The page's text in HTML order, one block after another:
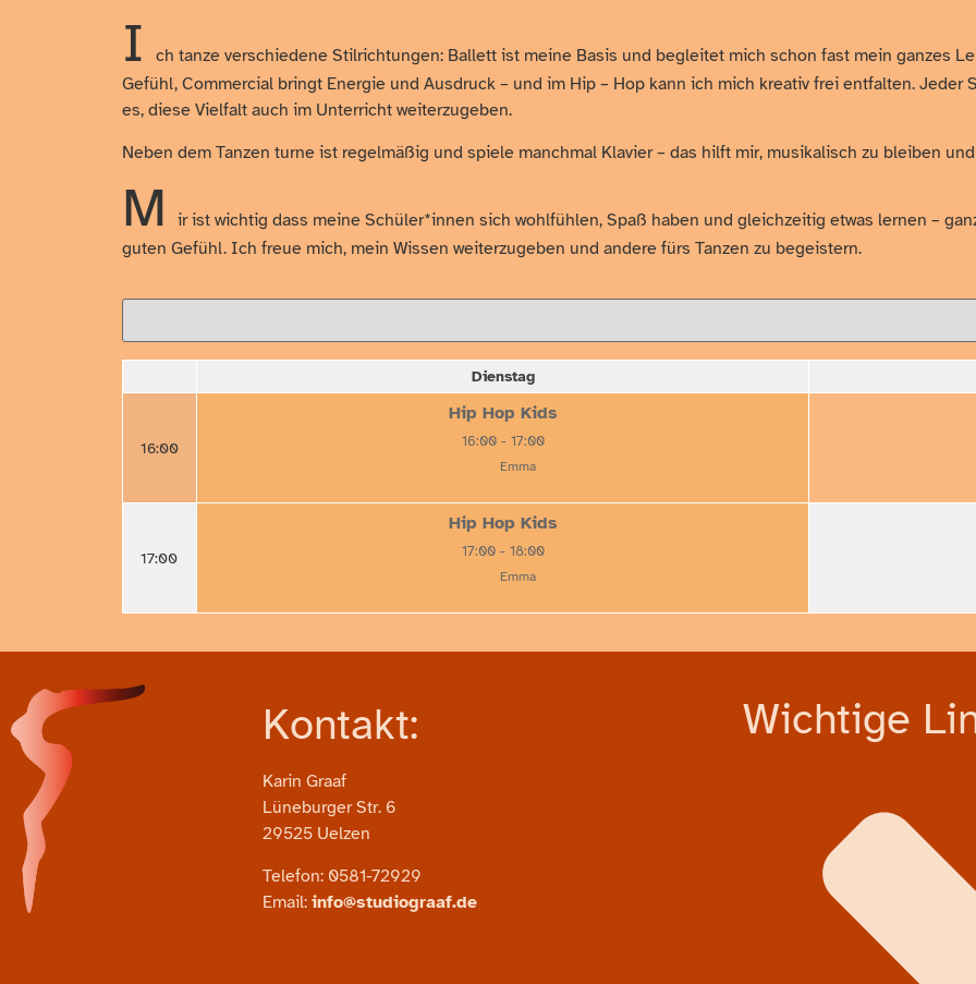
I
ch tanze verschiedene Stilrichtungen: Ballett ist meine Basis und begleitet mich schon fast mein ganzes
Gefühl, Commercial bringt Energie und Ausdruck – und im Hip – Hop kann ich mich kreativ frei entfalten.
es, diese Vielfalt auch im Unterricht weiterzugeben.
Neben dem Tanzen turne ist regelmäßig und spiele manchmal Klavier – das hilft mir, musikalisch zu bleiben
M
ir ist wichtig dass meine Schüler*innen sich wohlfühlen, Spaß haben und gleichzeitig etwas lernen –
guten Gefühl. Ich freue mich, mein Wissen weiterzugeben und andere fürs Tanzen zu begeistern.
Dienstag
16:00
Hip Hop Kids
16:00 - 17:00
Emma
17:00
Hip Hop Kids
17:00 - 18:00
Emma
Kontakt:
Karin Graaf
Lüneburger Str. 6
29525 Uelzen
Telefon: 0581-72929
Email:info@studiograaf.de
Wichtige